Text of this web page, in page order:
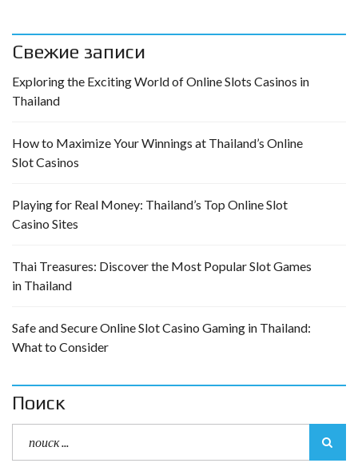
Свежие записи
Exploring the Exciting World of Online Slots Casinos in
Thailand
How to Maximize Your Winnings at Thailand’s Online
Slot Casinos
Playing for Real Money: Thailand’s Top Online Slot
Casino Sites
Thai Treasures: Discover the Most Popular Slot Games
in Thailand
Safe and Secure Online Slot Casino Gaming in Thailand:
What to Consider
Поиск